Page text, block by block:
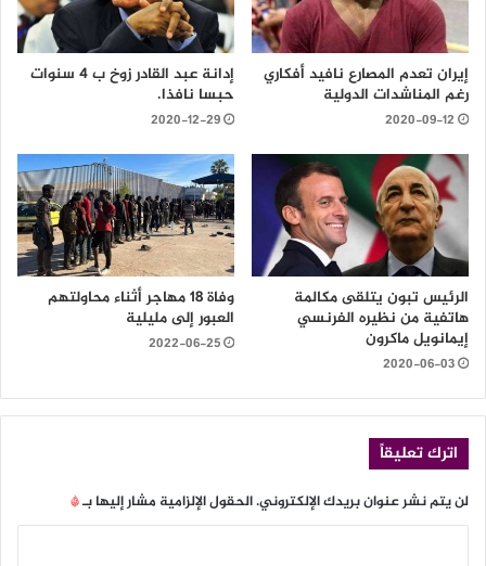
إيران تعدم المصارع نافيد أفكاري
رغم المناشدات الدولية
2020-09-12
إدانة عبد القادر زوخ ب 4 سنوات
حبسا نافذا.
2020-12-29
الرئيس تبون يتلقى مكالمة
هاتفية من نظيره الفرنسي
إيمانويل ماكرون
2020-06-03
وفاة 18 مهاجر أثناء محاولتهم
العبور إلى مليلية
2022-06-25
اترك تعليقاً
لن يتم نشر عنوان بريدك الإلكتروني.الحقول الإلزامية مشار إليها بـ*